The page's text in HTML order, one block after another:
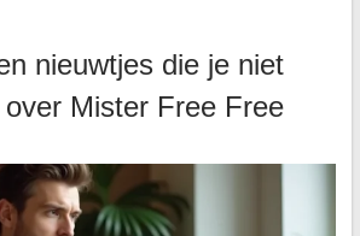
nieuwtjes die je niet
Mister Free Free